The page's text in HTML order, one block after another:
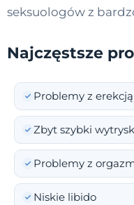
seksuologów z
Najczęstsze
Problemy z
Zbyt szybki wytrysk
Problemy z
Niskie libido